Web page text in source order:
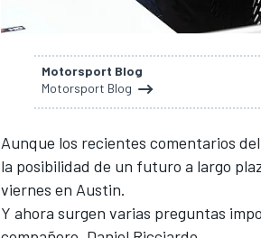
Motorsport Blog
Motorsport Blog
Aunque los recientes comentarios
la posibilidad de un futuro a largo
viernes en Austin.
Y ahora surgen varias preguntas